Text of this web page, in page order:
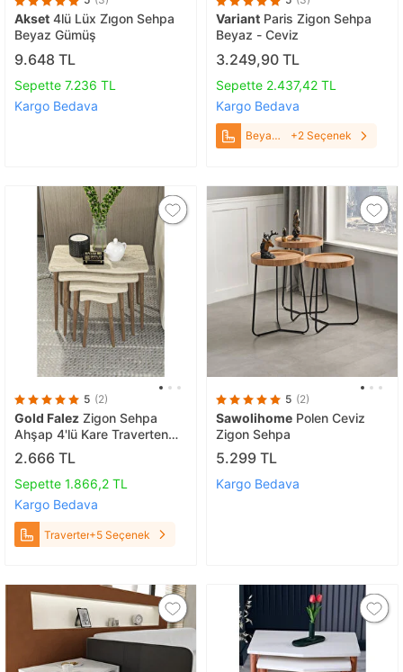
Akset 4lü Lüx Zi̇gon Sehpa
Beyaz Gümüş
9.648 TL
Sepette 7.236 TL
Kargo Bedava
Variant Paris Zigon Sehpa
Beyaz - Ceviz
3.249,90 TL
Sepette 2.437,42 TL
Kargo Bedava
Beyaz -
+2 Seçenek
5 (2)
Gold Falez Zigon Sehpa
Ahşap 4'lü Kare Traverten
Traverten
2.666 TL
Sepette 1.866,2 TL
Kargo Bedava
Traverten+5 Seçenek
5 (2)
Sawolihome Polen Ceviz
Zigon Sehpa
5.299 TL
Kargo Bedava